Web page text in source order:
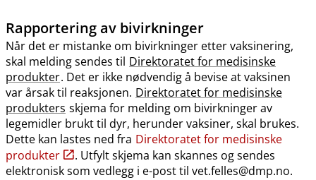
Rapportering av bivirkninger
Når det er mistanke om bivirkninger etter vaksinering,
skal melding sendes til Direktoratet for medisinske
produkter. Det er ikke nødvendig å bevise at vaksinen
var årsak til reaksjonen. Direktoratet for medisinske
produkters skjema for melding om bivirkninger av
legemidler brukt til dyr, herunder vaksiner, skal brukes.
Dette kan lastes ned fra Direktoratet for medisinske
produkter
. Utfylt skjema kan skannes og sendes
elektronisk som vedlegg i e-post til vet.felles@dmp.no.